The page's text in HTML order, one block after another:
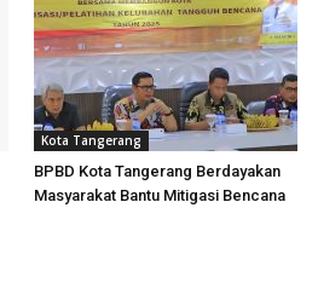
Kota Tangerang
BPBD Kota Tangerang Berdayakan
Masyarakat Bantu Mitigasi Bencana